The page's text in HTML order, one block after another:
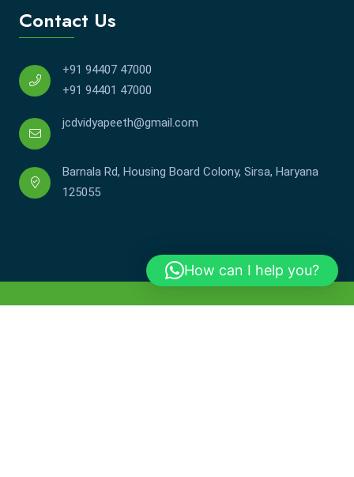
Contact Us
+91 94407 47000
+91 94401 47000
jcdvidyapeeth@gmail.com
Barnala Rd, Housing Board Colony, Sirsa, Haryana
125055
How can I help you?